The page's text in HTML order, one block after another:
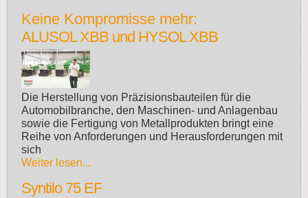
Keine Kompromisse mehr:
ALUSOL XBB und HYSOL XBB
Die Herstellung von Präzisionsbauteilen für die
Automobilbranche, den Maschinen- und Anlagenbau
sowie die Fertigung von Metallprodukten bringt eine
Reihe von Anforderungen und Herausforderungen mit
sich
Weiter lesen...
Syntilo 75 EF